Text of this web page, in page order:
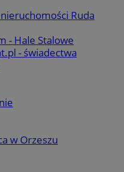
Ruda
- Hale Stalowe
- świadectwa
w Orzeszu